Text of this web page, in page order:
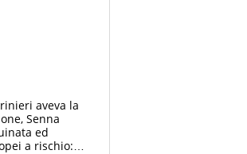
aveva la
Senna
ed
a rischio: